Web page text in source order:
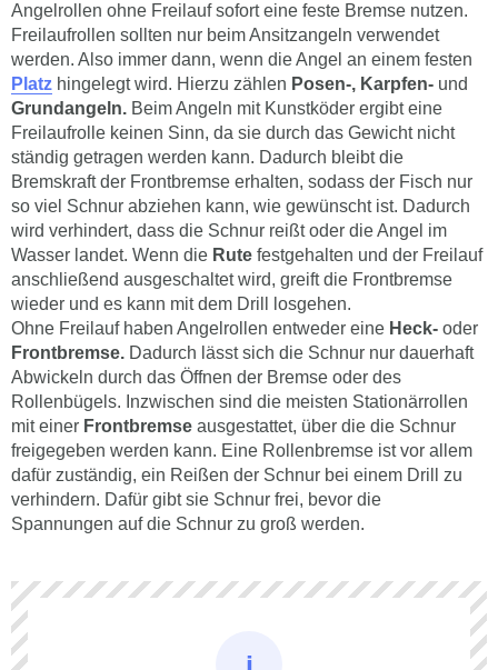
Angelrollen ohne Freilauf sofort eine feste Bremse nutzen.
Freilaufrollen sollten nur beim Ansitzangeln verwendet
werden. Also immer dann, wenn die Angel an einem festen
Platz hingelegt wird. Hierzu zählen Posen-, Karpfen- und
Grundangeln. Beim Angeln mit Kunstköder ergibt eine
Freilaufrolle keinen Sinn, da sie durch das Gewicht nicht
ständig getragen werden kann. Dadurch bleibt die
Bremskraft der Frontbremse erhalten, sodass der Fisch nur
so viel Schnur abziehen kann, wie gewünscht ist. Dadurch
wird verhindert, dass die Schnur reißt oder die Angel im
Wasser landet. Wenn die Rute festgehalten und der Freilauf
anschließend ausgeschaltet wird, greift die Frontbremse
wieder und es kann mit dem Drill losgehen.
Ohne Freilauf haben Angelrollen entweder eine Heck- oder
Frontbremse. Dadurch lässt sich die Schnur nur dauerhaft
Abwickeln durch das Öffnen der Bremse oder des
Rollenbügels. Inzwischen sind die meisten Stationärrollen
mit einer Frontbremse ausgestattet, über die die Schnur
freigegeben werden kann. Eine Rollenbremse ist vor allem
dafür zuständig, ein Reißen der Schnur bei einem Drill zu
verhindern. Dafür gibt sie Schnur frei, bevor die
Spannungen auf die Schnur zu groß werden.